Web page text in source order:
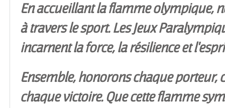
En accueillant la flamme olympique,
à travers le sport. Les Jeux
incarnent la force, la résilience et
Ensemble, honorons chaque porteur,
chaque victoire. Que cette flamme